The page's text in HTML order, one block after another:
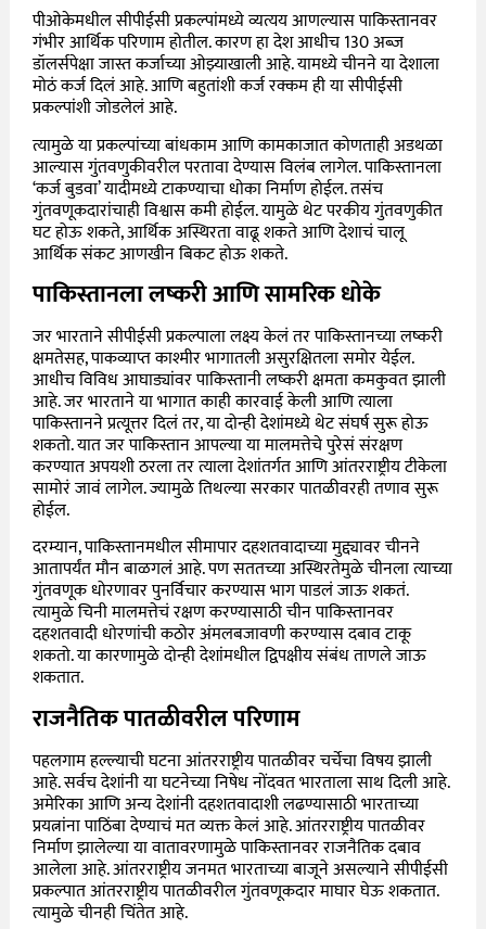
पीओकेमधील सीपीईसी प्रकल्पांमध्ये व्यत्यय आणल्यास पाकिस्तानवर
गंभीर आर्थिक परिणाम होतील. कारण हा देश आधीच 130 अब्ज
डॉलर्सपेक्षा जास्त कर्जाच्या ओझ्याखाली आहे. यामध्ये चीनने या देशाला
मोठं कर्ज दिलं आहे. आणि बहुतांशी कर्ज रक्कम ही या सीपीईसी
प्रकल्पांशी जोडलेलं आहे.
त्यामुळे या प्रकल्पांच्या बांधकाम आणि कामकाजात कोणताही अडथळा
आल्यास गुंतवणुकीवरील परतावा देण्यास विलंब लागेल. पाकिस्तानला
‘कर्ज बुडवा’ यादीमध्ये टाकण्याचा धोका निर्माण होईल. तसंच
गुंतवणूकदारांचाही विश्वास कमी होईल. यामुळे थेट परकीय गुंतवणुकीत
घट होऊ शकते, आर्थिक अस्थिरता वाढू शकते आणि देशाचं चालू
आर्थिक संकट आणखीन बिकट होऊ शकते.
पाकिस्तानला लष्करी आणि सामरिक धोके
जर भारताने सीपीईसी प्रकल्पाला लक्ष्य केलं तर पाकिस्तानच्या लष्करी
क्षमतेसह, पाकव्याप्त काश्मीर भागातली असुरक्षितला समोर येईल.
आधीच विविध आघाड्यांवर पाकिस्तानी लष्करी क्षमता कमकुवत झाली
आहे. जर भारताने या भागात काही कारवाई केली आणि त्याला
पाकिस्तानने प्रत्यूत्तर दिलं तर, या दोन्ही देशांमध्ये थेट संघर्ष सुरू होऊ
शकतो. यात जर पाकिस्तान आपल्या या मालमत्तेचे पुरेसं संरक्षण
करण्यात अपयशी ठरला तर त्याला देशांतर्गत आणि आंतरराष्ट्रीय टीकेला
सामोरं जावं लागेल. ज्यामुळे तिथल्या सरकार पातळीवरही तणाव सुरू
होईल.
दरम्यान, पाकिस्तानमधील सीमापार दहशतवादाच्या मुद्द्यावर चीनने
आतापर्यंत मौन बाळगलं आहे. पण सततच्या अस्थिरतेमुळे चीनला त्याच्या
गुंतवणूक धोरणावर पुनर्विचार करण्यास भाग पाडलं जाऊ शकतं.
त्यामुळे चिनी मालमत्तेचं रक्षण करण्यासाठी चीन पाकिस्तानवर
दहशतवादी धोरणांची कठोर अंमलबजावणी करण्यास दबाव टाकू
शकतो. या कारणामुळे दोन्ही देशांमधील द्विपक्षीय संबंध ताणले जाऊ
शकतात.
राजनैतिक पातळीवरील परिणाम
पहलगाम हल्ल्याची घटना आंतरराष्ट्रीय पातळीवर चर्चेचा विषय झाली
आहे. सर्वच देशांनी या घटनेच्या निषेध नोंदवत भारताला साथ दिली आहे.
अमेरिका आणि अन्य देशांनी दहशतवादाशी लढण्यासाठी भारताच्या
प्रयत्नांना पाठिंबा देण्याचं मत व्यक्त केलं आहे. आंतरराष्ट्रीय पातळीवर
निर्माण झालेल्या या वातावरणामुळे पाकिस्तानवर राजनैतिक दबाव
आलेला आहे. आंतरराष्ट्रीय जनमत भारताच्या बाजूने असल्याने सीपीईसी
प्रकल्पात आंतरराष्ट्रीय पातळीवरील गुंतवणूकदार माघार घेऊ शकतात.
त्यामुळे चीनही चिंतेत आहे.